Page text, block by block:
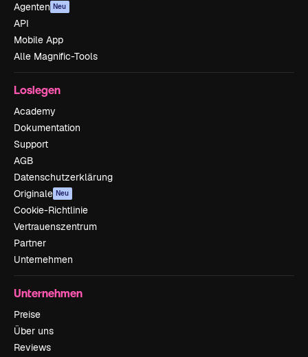
Agenten Neu
API
Mobile App
Alle Magnific-Tools
Loslegen
Academy
Dokumentation
Support
AGB
Datenschutzerklärung
Originale Neu
Cookie-Richtlinie
Vertrauenszentrum
Partner
Unternehmen
Unternehmen
Preise
Über uns
Reviews